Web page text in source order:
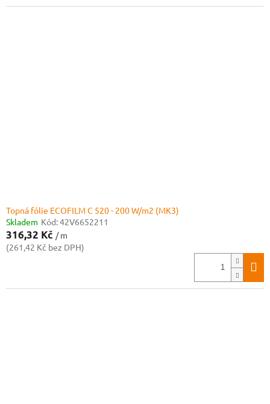
Topná fólie ECOFILM C 520 - 200 W/m2 (MK3)
Skladem Kód:42V6652211
316,32 Kč / m
(261,42 Kč bez DPH)